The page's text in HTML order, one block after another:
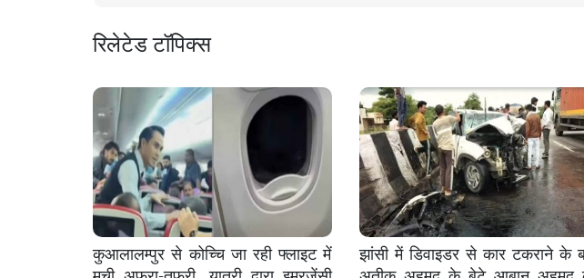
रिलेटेड टॉपिक्स
कुआलालम्पुर से कोच्चि जा रही फ्लाइट में झांसी में डिवाइडर से कार टकराने के